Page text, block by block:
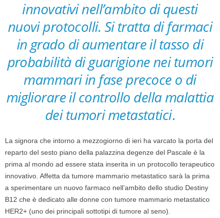
innovativi nell’ambito di questi
nuovi protocolli. Si tratta di farmaci
in grado di aumentare il tasso di
probabilità di guarigione nei tumori
mammari in fase precoce o di
migliorare il controllo della malattia
dei tumori metastatici.
La signora che intorno a mezzogiorno di ieri ha varcato la porta del
reparto del sesto piano della palazzina degenze del Pascale è la
prima al mondo ad essere stata inserita in un protocollo terapeutico
innovativo. Affetta da tumore mammario metastatico sarà la prima
a sperimentare un nuovo farmaco nell’ambito dello studio Destiny
B12 che è dedicato alle donne con tumore mammario metastatico
HER2+ (uno dei principali sottotipi di tumore al seno).